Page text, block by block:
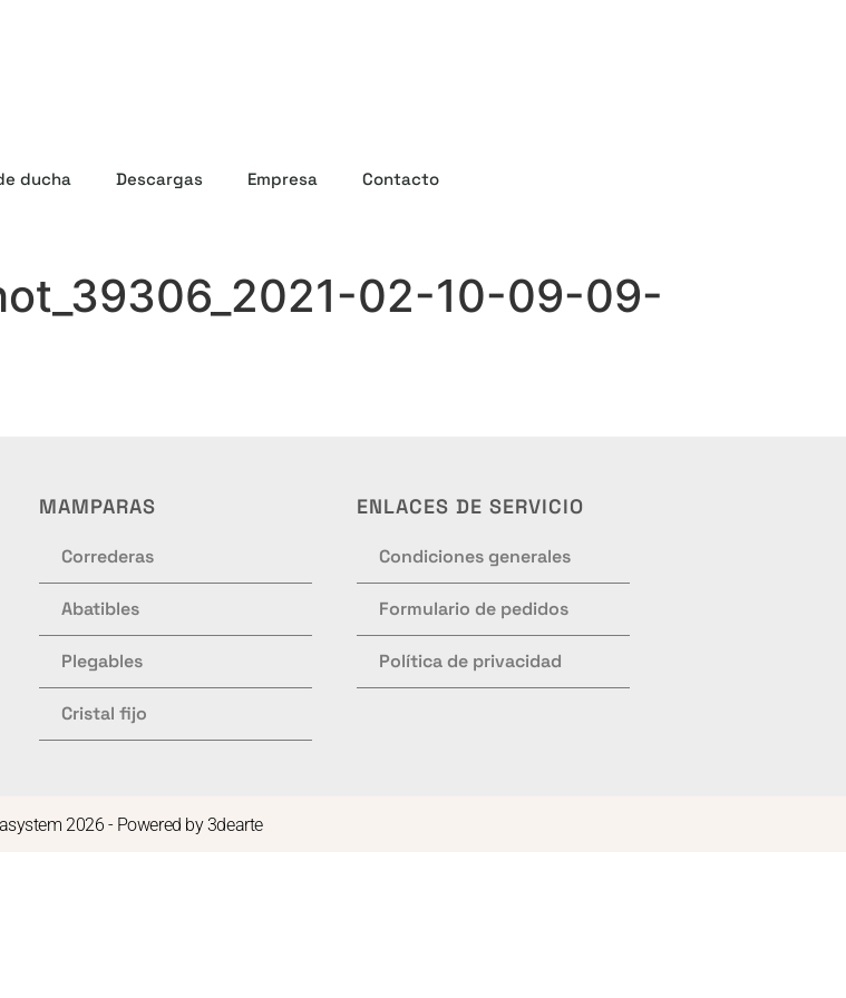
ducha Descargas Empresa Contacto
02-10-09-09-
MAMPARAS
Correderas
Abatibles
Plegables
Cristal fijo
ENLACES DE SERVICIO
Condiciones generales
Formulario de pedidos
Política de privacidad
2026 - Powered by3dearte